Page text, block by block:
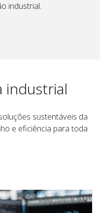
industrial.
industrial
sustentáveis da
e eficiência para toda